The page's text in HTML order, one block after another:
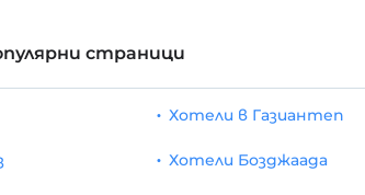
страници
Хотели в Газиантеп
Хотели Бозджаада